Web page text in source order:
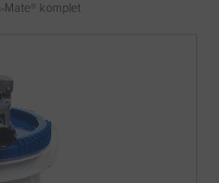
Mate® komplet